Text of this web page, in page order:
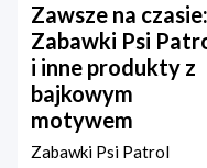
Zawsze na czasie:
Zabawki Psi
i inne produkty z
bajkowym
motywem
Zabawki Psi Patrol